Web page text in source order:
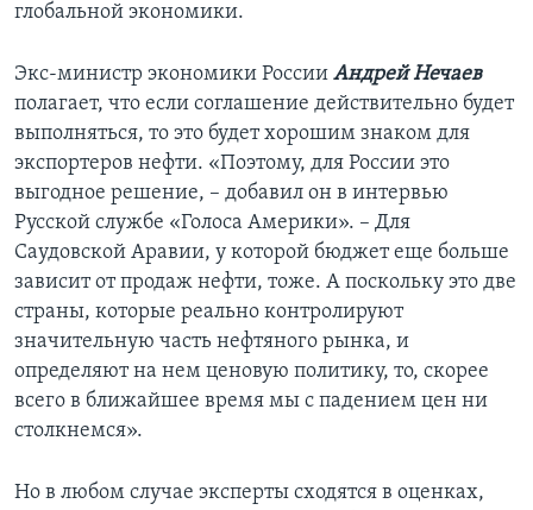
глобальной экономики.
Экс-министр экономики России Андрей Нечаев
полагает, что если соглашение действительно будет
выполняться, то это будет хорошим знаком для
экспортеров нефти. «Поэтому, для России это
выгодное решение, – добавил он в интервью
Русской службе «Голоса Америки». – Для
Саудовской Аравии, у которой бюджет еще больше
зависит от продаж нефти, тоже. А поскольку это две
страны, которые реально контролируют
значительную часть нефтяного рынка, и
определяют на нем ценовую политику, то, скорее
всего в ближайшее время мы с падением цен ни
столкнемся».
Но в любом случае эксперты сходятся в оценках,